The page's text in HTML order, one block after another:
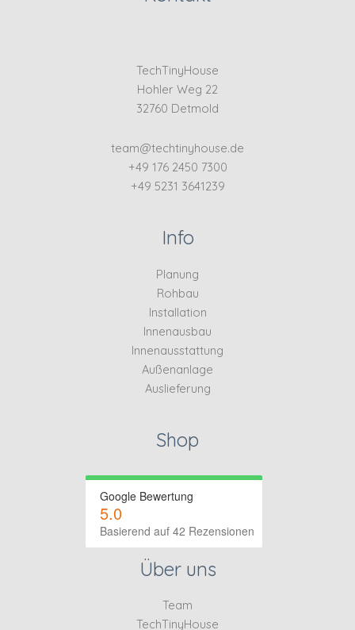
TechTinyHouse
Hohler Weg 22
32760 Detmold
team@techtinyhouse.de
+49 176 2450 7300
+49 5231 3641239
Info
Planung
Rohbau
Installation
Innenausbau
Innenausstattung
Außenanlage
Auslieferung
Shop
Google Bewertung
5.0
Basierend auf 42 Rezensionen
Über uns
Team
TechTinyHouse